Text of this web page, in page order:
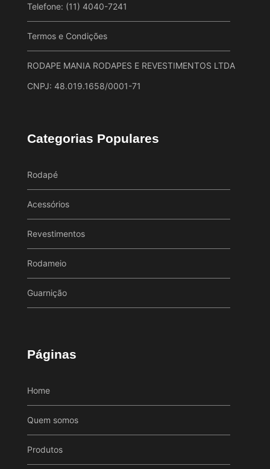
Telefone: (11) 4040-7241
Termos e Condições
RODAPE MANIA RODAPES E REVESTIMENTOS LTDA
CNPJ: 48.019.1658/0001-71
Categorias Populares
Rodapé
Acessórios
Revestimentos
Rodameio
Guarnição
Páginas
Home
Quem somos
Produtos